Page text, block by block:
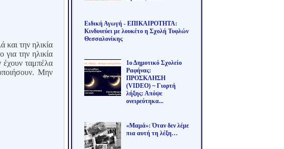
και την ηλικία
για την ηλικία
έχουν ταμπέλα
Μην
Ειδική Αγωγή - ΕΠΙΚΑΙΡΟΤΗΤΑ:
Κινδυνεύει με λουκέτο η Σχολή Τυφλών
Θεσσαλονίκης
1ο Δημοτικό Σχολείο
Ραφήνας:
ΠΡΟΣΚΛΗΣΗ
(VIDEO) ~ Γιορτή
λήξης: Απόψε
ονειρεύτηκα...
«Μαμά»: Όταν δεν λέμε
πια αυτή τη λέξη…